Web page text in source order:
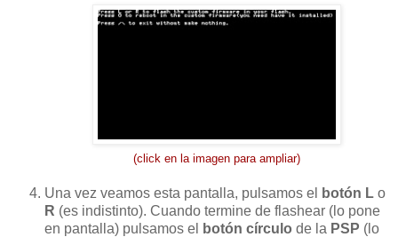
(click en la imagen para ampliar)
Una vez veamos esta pantalla, pulsamos el botón L o
R (es indistinto). Cuando termine de flashear (lo pone
en pantalla) pulsamos el
botón círculo de la PSP (lo